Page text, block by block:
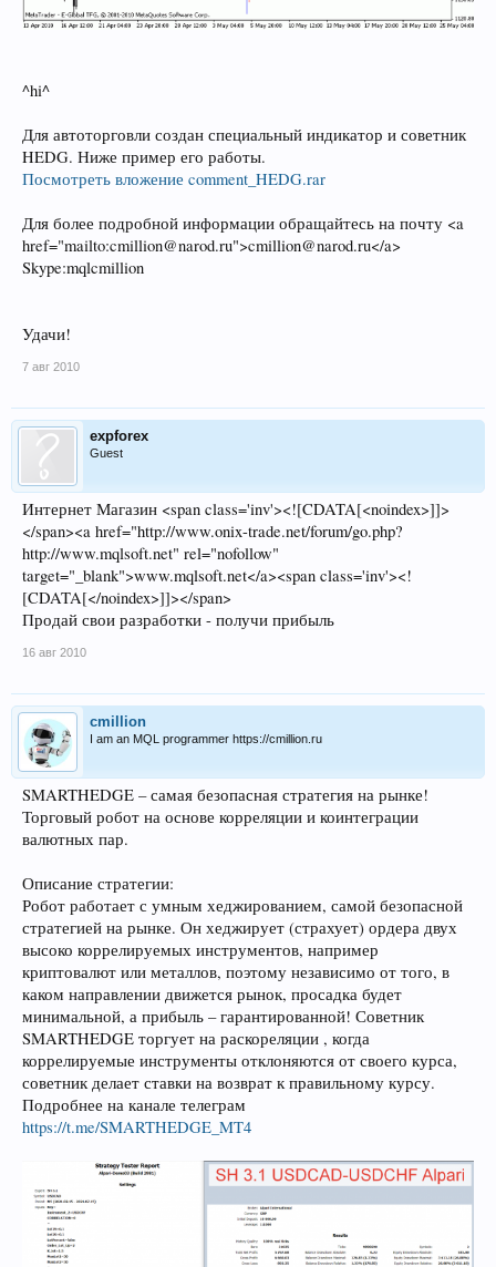
^hi^
Для автоторговли создан специальный индикатор и советник
HEDG. Ниже пример его работы.
Посмотреть вложение comment_HEDG.rar
Для более подробной информации обращайтесь на почту <a
href="mailto:cmillion@narod.ru">cmillion@narod.ru</a>
Skype:mqlcmillion
Удачи!
7 авг 2010
expforex
Guest
Интернет Магазин <span class='inv'><![CDATA[<noindex>]]>
</span><a href="http://www.onix-trade.net/forum/go.php?
http://www.mqlsoft.net" rel="nofollow"
target="_blank">www.mqlsoft.net</a><span class='inv'><!
[CDATA[</noindex>]]></span>
Продай свои разработки - получи прибыль
16 авг 2010
cmillion
I am an MQL programmer https://cmillion.ru
SMARTHEDGE – самая безопасная стратегия на рынке!
Торговый робот на основе корреляции и коинтеграции
валютных пар.
Описание стратегии:
Робот работает с умным хеджированием, самой безопасной
стратегией на рынке. Он хеджирует (страхует) ордера двух
высоко коррелируемых инструментов, например
криптовалют или металлов, поэтому независимо от того, в
каком направлении движется рынок, просадка будет
минимальной, а прибыль – гарантированной! Советник
SMARTHEDGE торгует на раскореляции , когда
коррелируемые инструменты отклоняются от своего курса,
советник делает ставки на возврат к правильному курсу.
Подробнее на канале телеграм
https://t.me/SMARTHEDGE_MT4